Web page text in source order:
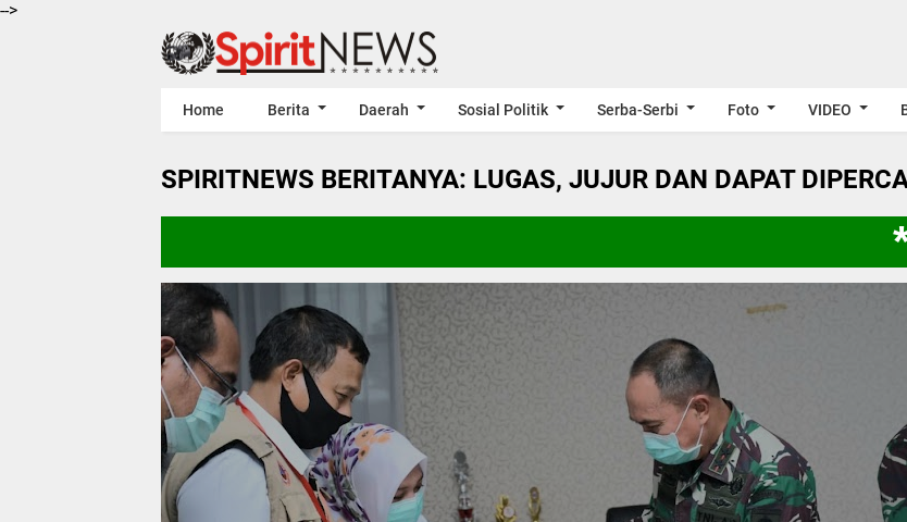
-->
Home Berita Daerah Sosial Politik Serba-Serbi Foto VIDEO
SPIRITNEWS BERITANYA: LUGAS, JUJUR DAN DAPAT